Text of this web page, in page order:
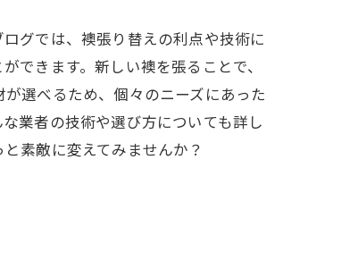
グでは、襖張り替えの利点や技術に
できます。新しい襖を張ることで、
選べるため、個々のニーズにあった
業者の技術や選び方についても詳し
素敵に変えてみませんか？